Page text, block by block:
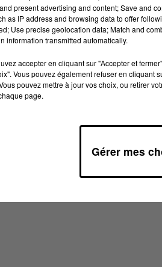
2025 À 14H00
present advertising and content; Save and
as IP address and browsing data to offer
Use precise geolocation data; Match and
information transmitted automatically.
accepter en cliquant sur "Accepter et
Vous pouvez également refuser en cliquant
pouvez mettre à jour vos choix, ou retirer
page.
Gérer mes